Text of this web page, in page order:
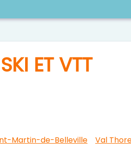
ET VTT
Martin-de-Belleville Val